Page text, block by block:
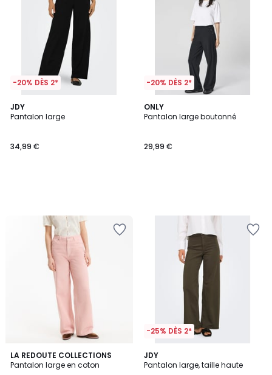
-20% DÈS 2*
JDY
Pantalon large
34,99 €
-20% DÈS 2*
ONLY
Pantalon large boutonné
29,99 €
LA REDOUTE COLLECTIONS
Pantalon large en coton
4,3
/ 5
2
Couleurs
-25% DÈS 2*
JDY
Pantalon large, taille haute
5
/